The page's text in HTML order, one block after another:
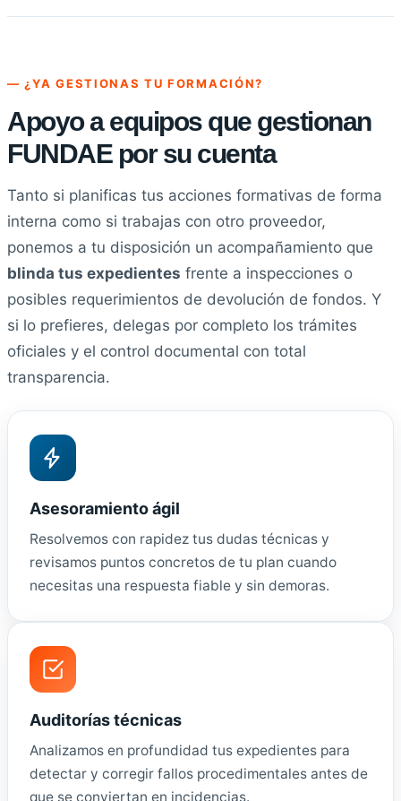
— ¿YA GESTIONAS TU FORMACIÓN?
Apoyo a equipos que gestionan
FUNDAE por su cuenta
Tanto si planificas tus acciones formativas de forma
interna como si trabajas con otro proveedor,
ponemos a tu disposición un acompañamiento que
blinda tus expedientes frente a inspecciones o
posibles requerimientos de devolución de fondos. Y
si lo prefieres, delegas por completo los trámites
oficiales y el control documental con total
transparencia.
Asesoramiento ágil
Resolvemos con rapidez tus dudas técnicas y
revisamos puntos concretos de tu plan cuando
necesitas una respuesta fiable y sin demoras.
Auditorías técnicas
Analizamos en profundidad tus expedientes para
detectar y corregir fallos procedimentales antes de
que se conviertan en incidencias.